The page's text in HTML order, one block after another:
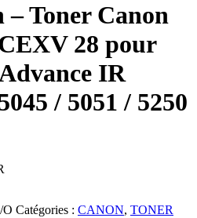
Toner Canon
28 pour
IR
/ 5051 / 5250
Catégories : CANON, TONER